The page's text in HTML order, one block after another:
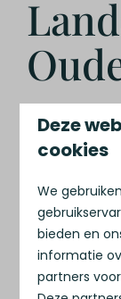
formulier in
Wat u kunt
Informatie
Deze
cookies
We
bieden en
informatie
partners